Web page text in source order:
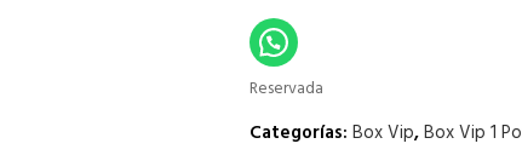
Reservada
Categorías:Box Vip,Box Vip 1